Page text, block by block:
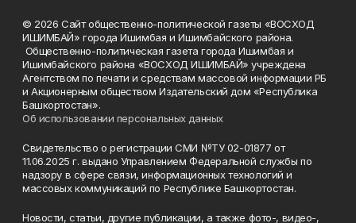
© 2026 Сайт общественно-политической газеты «ВОСХОД
ИШИМБАЙ» города Ишимбая и Ишимбайского района.
Общественно-политическая газета города Ишимбая и
Ишимбайского района «ВОСХОД ИШИМБАЙ» учреждена
Агентством по печати и средствам массовой информации РБ
и Акционерным обществом Издательский дом «Республика
Башкортостан».
Об использовании персональных данных
Свидетельство о регистрации СМИ №ТУ 02-01877 от
11.06.2025 г. выдано Управлением Федеральной службы по
надзору в сфере связи, информационных технологий и
массовых коммуникаций по Республике Башкортостан.
Новости, статьи, другие публикации, а также фото-, видео-,